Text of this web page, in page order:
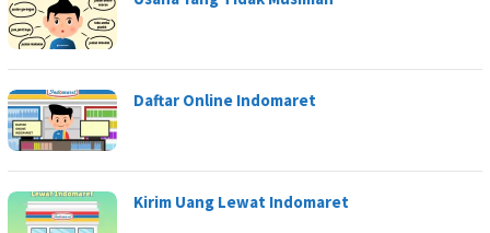
Daftar Online Indomaret
Kirim Uang Lewat Indomaret